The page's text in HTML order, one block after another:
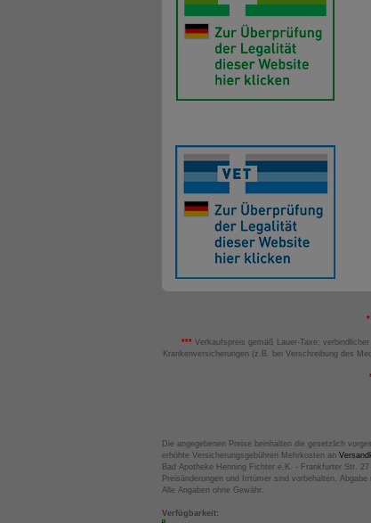
*
*** Verkaufspreis gemäß Lauer-Taxe;
Krankenversicherungen (z.B. bei Verschreibung des
Die angegebenen Preise beinhalten die gesetzlich
erhöhte Versicherungsgebühren Mehrkosten an
Bad Apotheke Henning Fichter e.K. - Frankfurter Str.
Preisänderungen und Irrtümer sind vorbehalten.
Alle Angaben ohne Gewähr.
Verfügbarkeit: